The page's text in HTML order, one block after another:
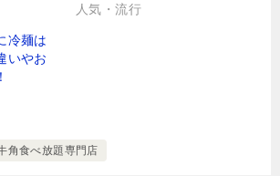
人気・流行
冷麺は
いやお
角食べ放題専門店